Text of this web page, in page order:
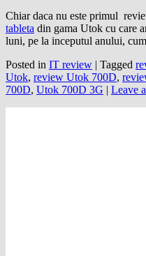
Chiar daca nu este primul
tableta din gama Utok cu care
luni, pe la inceputul anului,
Posted in IT review | Tagged
Utok, review Utok 700D,
700D, Utok 700D 3G | Leave